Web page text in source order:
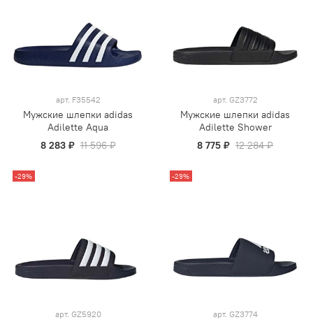
арт. F35542
Мужские шлепки adidas
Adilette Aqua
8 283 ₽ 11 596 ₽
арт. GZ3772
Мужские шлепки adidas
Adilette Shower
8 775 ₽ 12 284 ₽
-29%
арт. GZ5920
-29%
арт. GZ3774